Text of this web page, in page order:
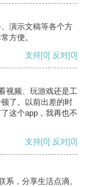
演示文稿等各个方
方便。
支持[0] 反对[0]
视频、玩游戏还是工
了。以前出差的时
这个app，我再也不
支持[0] 反对[0]
，分享生活点滴。